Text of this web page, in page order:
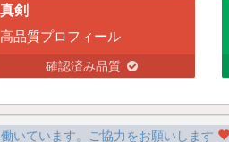
真剣
高品質プロフィール
確認済み品質
いています。ご協力をお願いします